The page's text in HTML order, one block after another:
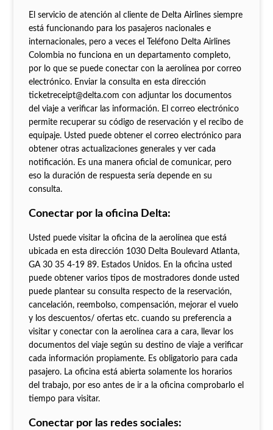
El servicio de atención al cliente de Delta Airlines siempre
está funcionando para los pasajeros nacionales e
internacionales, pero a veces el Teléfono Delta Airlines
Colombia no funciona en un departamento completo,
por lo que se puede conectar con la aerolínea por correo
electrónico. Enviar la consulta en esta dirección
ticketreceipt@delta.com con adjuntar los documentos
del viaje a verificar las información. El correo electrónico
permite recuperar su código de reservación y el recibo de
equipaje. Usted puede obtener el correo electrónico para
obtener otras actualizaciones generales y ver cada
notificación. Es una manera oficial de comunicar, pero
eso la duración de respuesta sería depende en su
consulta.
Conectar por la oficina Delta:
Usted puede visitar la oficina de la aerolínea que está
ubicada en esta dirección 1030 Delta Boulevard Atlanta,
GA 30 35 4-19 89. Estados Unidos. En la oficina usted
puede obtener varios tipos de mostradores donde usted
puede plantear su consulta respecto de la reservación,
cancelación, reembolso, compensación, mejorar el vuelo
y los descuentos/ ofertas etc. cuando su preferencia a
visitar y conectar con la aerolínea cara a cara, llevar los
documentos del viaje según su destino de viaje a verificar
cada información propiamente. Es obligatorio para cada
pasajero. La oficina está abierta solamente los horarios
del trabajo, por eso antes de ir a la oficina comprobarlo el
tiempo para visitar.
Conectar por las redes sociales: